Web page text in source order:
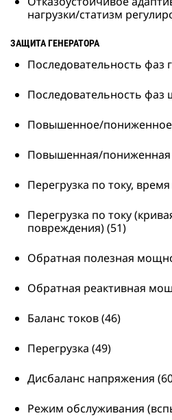
нагрузки/статизм
ЗАЩИТА ГЕНЕРАТОРА
Последовательность фаз
Последовательность фаз
Повышенное/
Повышенная/пониженная
Перегрузка по току,
Перегрузка по току
повреждения) (51)
Обратная полезная
Обратная реактивная
Баланс токов (46)
Перегрузка (49)
Дисбаланс напряжения
Режим обслуживания